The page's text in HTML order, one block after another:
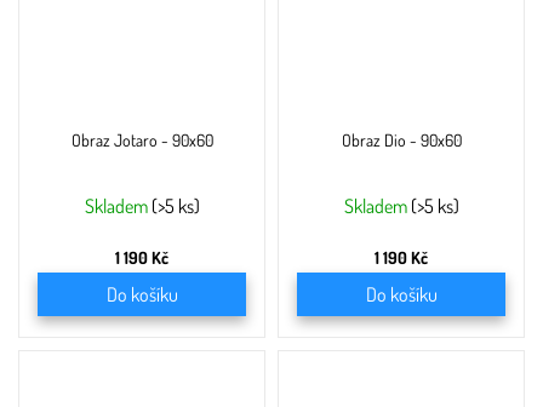
Obraz Jotaro - 90x60
Skladem (>5 ks)
1 190 Kč
Do košíku
Obraz Dio - 90x60
Skladem (>5 ks)
1 190 Kč
Do košíku